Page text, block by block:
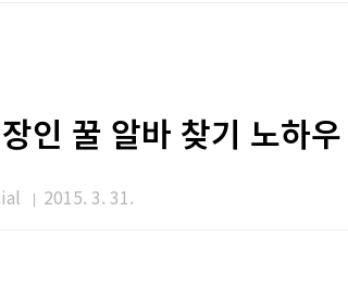
인 꿀 알바 찾기 노하우
2015. 3. 31.